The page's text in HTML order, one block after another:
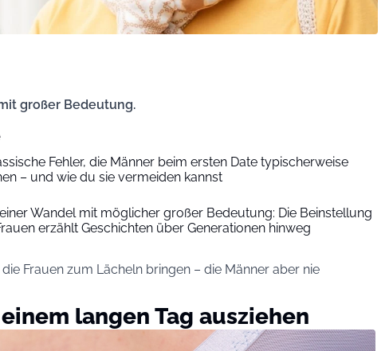
großer Bedeutung.
Fehler, die Männer beim ersten Date typischerweise
– und wie du sie vermeiden kannst
Wandel mit möglicher großer Bedeutung: Die Beinstellung
erzählt Geschichten über Generationen hinweg
Frauen zum Lächeln bringen – die Männer aber nie
langen Tag ausziehen